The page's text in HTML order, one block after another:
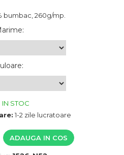
bumbac, 260g/mp.
:
:
IN STOC
1-2 zile lucratoare
ADAUGA IN COS